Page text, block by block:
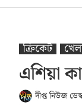
ক্রিকেট
এশিয়া
দীপ্ত নিউজ